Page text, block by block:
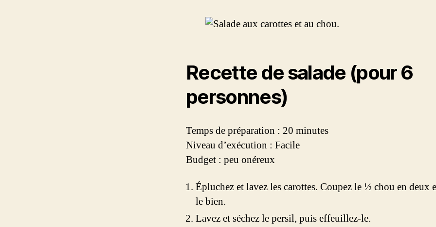
Recette de salade (pour 6
personnes)
Temps de préparation : 20 minutes
Niveau d’exécution : Facile
Budget : peu onéreux
Épluchez et lavez les carottes. Coupez le ½ chou en deux
le bien.
Lavez et séchez le persil, puis effeuillez-le.